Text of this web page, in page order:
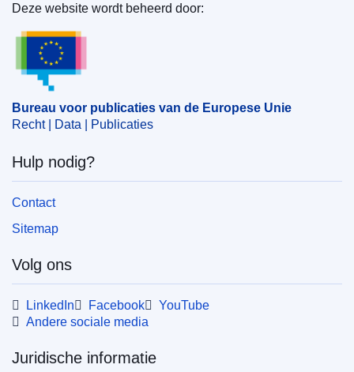
ECLI : ECLI:EU:C:2025:108
Bureau voor publicaties van de Europese Unie
Deze website wordt beheerd door:
Bureau voor publicaties van de Europese Unie
Recht | Data | Publicaties
Hulp nodig?
Contact
Sitemap
Volg ons
LinkedIn Facebook
YouTube
Andere sociale media
Juridische informatie